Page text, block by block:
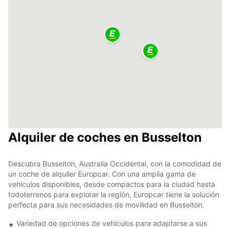
Alquiler de coches en Busselton
Descubra Busselton, Australia Occidental, con la comodidad de
un coche de alquiler Europcar. Con una amplia gama de
vehículos disponibles, desde compactos para la ciudad hasta
todoterrenos para explorar la región, Europcar tiene la solución
perfecta para sus necesidades de movilidad en Busselton.
Variedad de opciones de vehículos para adaptarse a sus